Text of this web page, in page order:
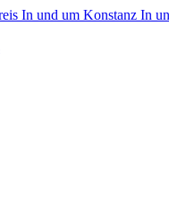
In und um Konstanz In